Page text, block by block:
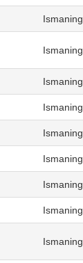
Ismaning
Ismaning
Ismaning
Ismaning
Ismaning
Ismaning
Ismaning
Ismaning
Ismaning